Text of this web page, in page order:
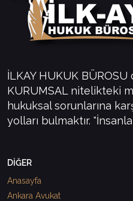
İLKAY HUKUK BÜROSU
KURUMSAL nitelikteki
hukuksal sorunlarına
yolları bulmaktır.
DİĞER
Anasayfa
Ankara Avukat